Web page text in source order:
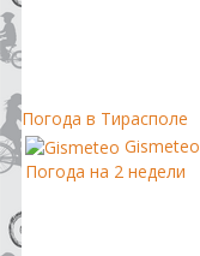
Погода в Тирасполе
Gismeteo
Погода на 2 недели